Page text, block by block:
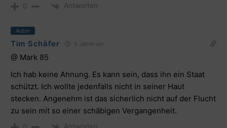
0 Antworten
Autor
Tim Schäfer 5 Jahre vor
@ Mark 85
Ich hab keine Ahnung. Es kann sein, dass ihn ein Staat
schützt. Ich wollte jedenfalls nicht in seiner Haut
stecken. Angenehm ist das sicherlich nicht auf der Flucht
zu sein mit so einer schäbigen Vergangenheit.
Antworten